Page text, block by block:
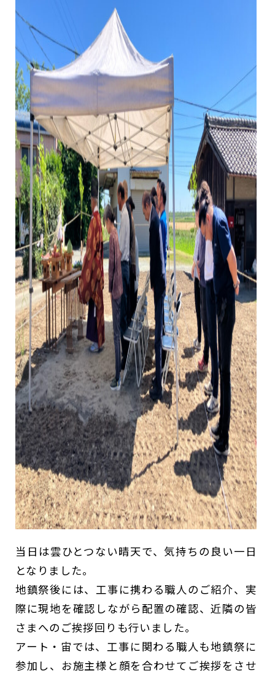
当日は雲ひとつない晴天で、気持ちの良い一日
となりました。
地鎮祭後には、工事に携わる職人のご紹介、実
際に現地を確認しながら配置の確認、近隣の皆
さまへのご挨拶回りも行いました。
アート・宙では、工事に関わる職人も地鎮祭に
参加し、お施主様と顔を合わせてご挨拶をさせ